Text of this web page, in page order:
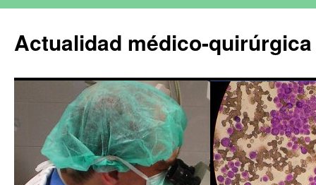
Actualidad médico-